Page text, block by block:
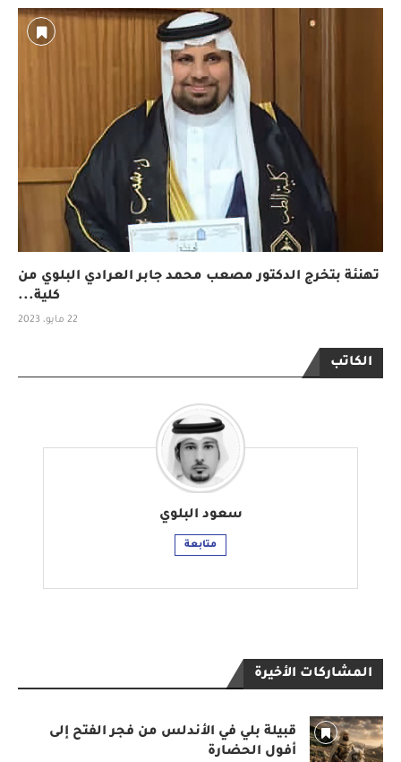
تهنئة بتخرج الدكتور مصعب محمد جابر العرادي البلوي من
كلية...
22 مايو، 2023
الكاتب
سعود البلوي
متابعة
المشاركات الأخيرة
قبيلة بلي في الأندلس من فجر الفتح إلى
أفول الحضارة